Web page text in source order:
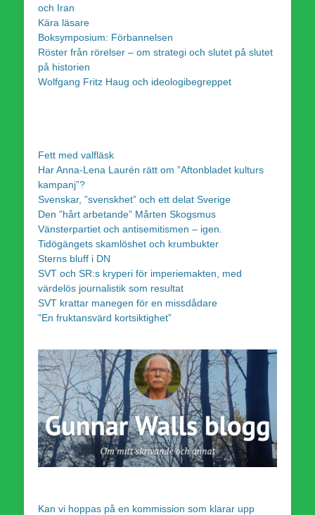
och Iran
Kära läsare
Boksymposium: Förbannelsen
Röster från rörelser – om strategi och slutet på slutet
på historien
Wolfgang Fritz Haug och ideologibegreppet
Fett med valfläsk
Har Anna-Lena Laurén rätt om ”Aftonbladet kulturs
kampanj”?
Svenskar, ”svenskhet” och ett delat Sverige
Den ”hårt arbetande” Mårten Skogsmus
Vänsterpartiet och antisemitismen – igen.
Tidögängets skamlöshet och krumbukter
Sterns bluff i DN
SVT och SR:s kryperi för imperiemakten, med
värdelös journalistik som resultat
SVT krattar manegen för en missdådare
”En fruktansvärd kortsiktighet”
Kan vi hoppas på en kommission som klarar upp